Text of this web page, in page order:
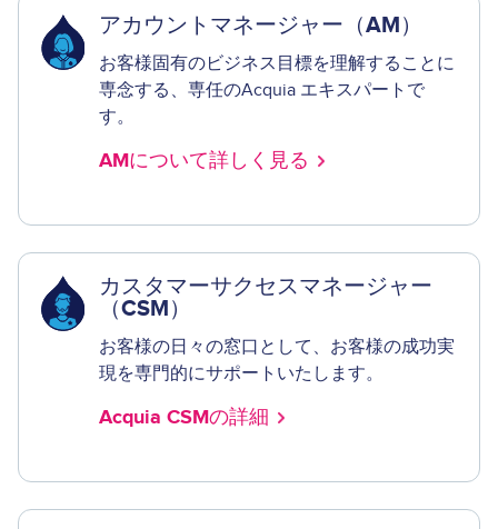
アカウントマネージャー（AM）
お客様固有のビジネス目標を理解することに
専念する、専任のAcquia エキスパートで
す。
AMについて詳しく見る
カスタマーサクセスマネージャー
（CSM）
お客様の日々の窓口として、お客様の成功実
現を専門的にサポートいたします。
Acquia CSMの詳細